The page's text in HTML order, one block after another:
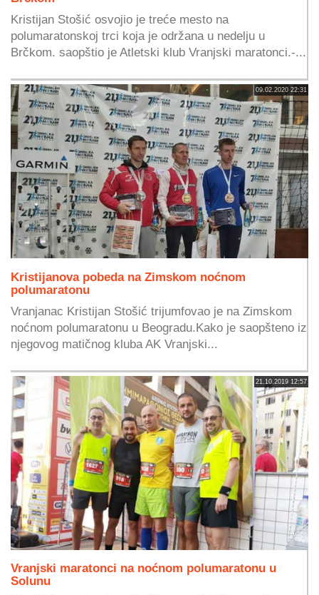
Kristijan Stošić osvojio je treće mesto na
polumaratonskoj trci koja je održana u nedelju u
Brčkom. saopštio je Atletski klub Vranjski maratonci.-...
09.02.2020 22:31
Kristijanova pobeda na Zimskom noćnom
polumaratonu
Vranjanac Kristijan Stošić trijumfovao je na Zimskom
noćnom polumaratonu u Beogradu.Kako je saopšteno iz
njegovog matičnog kluba AK Vranjski...
21.10.2019 12:57
Vranjski maratonci na noćnom polumaratonu u
Solunu